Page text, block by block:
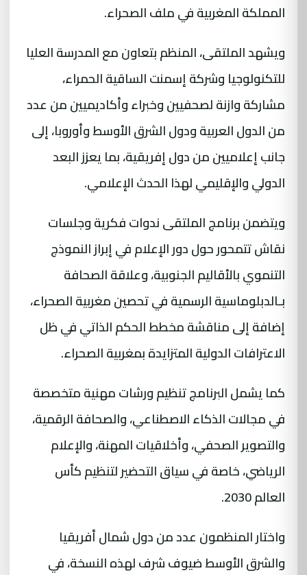
المملكة المغربية في ملف الصحراء.
ويشهد الملتقى، المنظم بتعاون مع المدرسة العليا
للتكنولوجيا وشركة إسمنت الساقية الحمراء،
مشاركة وازنة لصحفيين وخبراء وأكاديميين من عدد
من الدول العربية ودول الشرق الأوسط وأوروبا، إلى
جانب إعلاميين من دول إفريقية، بما يعزز البعد
الدولي والإقليمي لهذا الحدث الإعلامي.
ويتضمن برنامج الملتقى ندوات فكرية وجلسات
نقاش تتمحور حول دور الإعلام في إبراز النموذج
التنموي بالأقاليم الجنوبية، وعلاقة الصحافة
بـالدبلوماسية الرسمية في تحصين مغربية الصحراء،
إضافة إلى مناقشة مخطط الحكم الذاتي في ظل
الاعترافات الدولية المتزايدة بمغربية الصحراء.
كما يشمل البرنامج تنظيم ورشات مهنية متخصصة
في مجالات الذكاء الاصطناعي، والصحافة الرقمية،
والتصوير الصحفي، وأخلاقيات المهنة، والإعلام
الرياضي، خاصة في سياق التحضير لتنظيم كأس
العالم 2030.
واختار المنظمون عدد من دول شمال أفريقيا
والشرق الأوسط ضيوف شرف لهذه النسخة، في